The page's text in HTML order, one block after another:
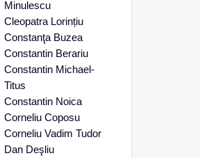
Minulescu
Cleopatra Lorințiu
Constanţa Buzea
Constantin Berariu
Constantin Michael-
Titus
Constantin Noica
Corneliu Coposu
Corneliu Vadim Tudor
Dan Deşliu